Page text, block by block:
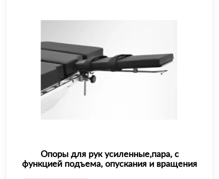
Опоры для рук усиленные,пара, с
функцией подъема, опускания и вращения